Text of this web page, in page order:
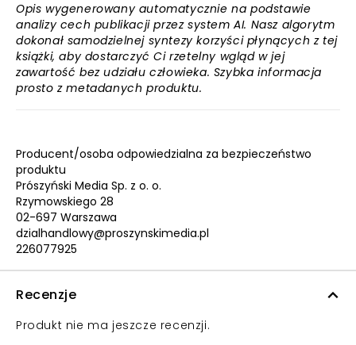
Opis wygenerowany automatycznie na podstawie
analizy cech publikacji przez system AI. Nasz algorytm
dokonał samodzielnej syntezy korzyści płynących z tej
książki, aby dostarczyć Ci rzetelny wgląd w jej
zawartość bez udziału człowieka. Szybka informacja
prosto z metadanych produktu.
Producent/osoba odpowiedzialna za bezpieczeństwo
produktu
Prószyński Media Sp. z o. o.
Rzymowskiego 28
02-697 Warszawa
dzialhandlowy@proszynskimedia.pl
226077925
Recenzje
Produkt nie ma jeszcze recenzji.